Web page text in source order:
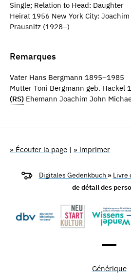
Single; Relation to Head: Daughter
Heirat 1956 New York City:
Prausnitz (1928–)
Remarques
Vater Hans Bergmann 1895–1985
Mutter Toni Bergmann geb. Hackel
(RS) Ehemann Joachim John
» Écouter la page | » imprimer
Digitales Gedenkbuch » Livre
de détail des
Générique